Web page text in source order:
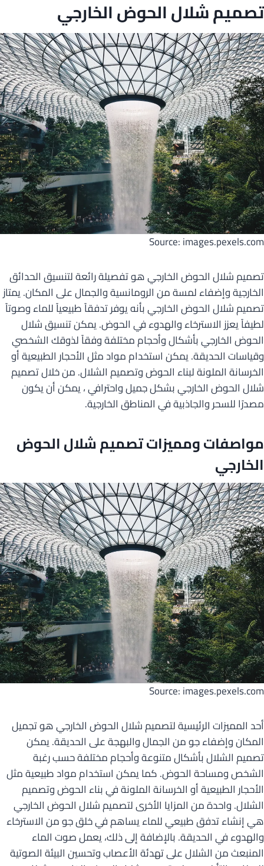
تصميم شلال الحوض الخارجي
Source: images.pexels.com
تصميم شلال الحوض الخارجي هو تفصيلة رائعة لتنسيق الحدائق
الخارجية وإضفاء لمسة من الرومانسية والجمال على المكان. يمتاز
تصميم شلال الحوض الخارجي بأنه يوفر تدفقاً طبيعياً للماء وصوتاً
لطيفاً يعزز الاسترخاء والهدوء في الحوض. يمكن تنسيق شلال
الحوض الخارجي بأشكال وأحجام مختلفة وفقاً لذوقك الشخصي
وقياسات الحديقة. يمكن استخدام مواد مثل الأحجار الطبيعية أو
الخرسانة الملونة لبناء الحوض وتصميم الشلال. من خلال تصميم
شلال الحوض الخارجي بشكل جميل واحترافي ، يمكن أن يكون
مصدرًا للسحر والجاذبية في المناطق الخارجية.
مواصفات ومميزات تصميم شلال الحوض
الخارجي
Source: images.pexels.com
أحد المميزات الرئيسية لتصميم شلال الحوض الخارجي هو تجميل
المكان وإضفاء جو من الجمال والبهجة على الحديقة. يمكن
تصميم الشلال بأشكال متنوعة وأحجام مختلفة حسب رغبة
الشخص ومساحة الحوض. كما يمكن استخدام مواد طبيعية مثل
الأحجار الطبيعية أو الخرسانة الملونة في بناء الحوض وتصميم
الشلال. واحدة من المزايا الأخرى لتصميم شلال الحوض الخارجي
هي إنشاء تدفق طبيعي للماء يساهم في خلق جو من الاسترخاء
والهدوء في الحديقة. بالإضافة إلى ذلك، يعمل صوت الماء
المنبعث من الشلال على تهدئة الأعصاب وتحسين البيئة الصوتية